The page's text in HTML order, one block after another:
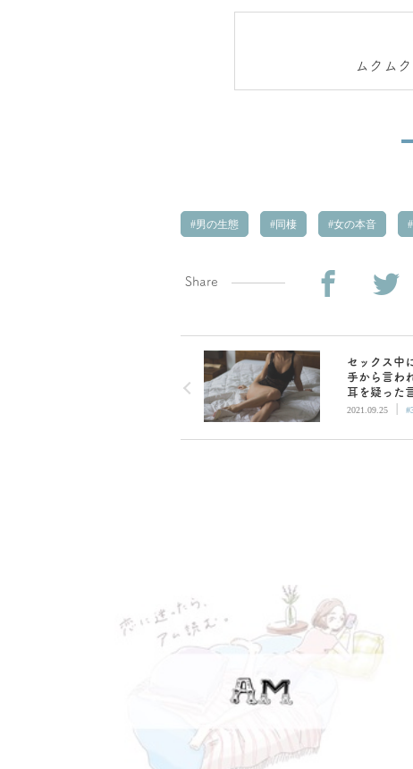
ムクム
男の生態 同棲 女の本音
Share
セックス中
手から言わ
耳を疑った
ベスト3を紹
2021.09.25 |